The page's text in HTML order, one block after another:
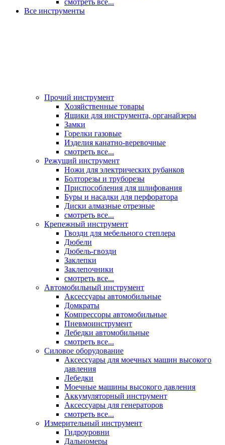
смотреть все...
Все инструменты
Прочий инструмент
Хозяйственные товары
Ящики для инструмента, органайзеры
Замки
Горелки газовые
Изделия канатно-веревочные
смотреть все...
Режущий инструмент
Ножи для электрических рубанков
Болторезы и труборезы
Приспособления для шлифования
Буры и насадки для перфоратора
Диски алмазные отрезные
смотреть все...
Крепежный инструмент
Гвозди для мебельного степлера
Дюбели
Дюбель-гвозди
Заклепки
Заклепочники
смотреть все...
Автомобильный инструмент
Аксессуары автомобильные
Домкраты
Компрессоры автомобильные
Пневмоинструмент
Лебедки автомобильные
смотреть все...
Силовое оборудование
Аксессуары для моечных машин высокого
давления
Лебедки
Моечные машины высокого давления
Аккумуляторный инструмент
Аксессуары для генераторов
смотреть все...
Измерительный инструмент
Гидроуровни
Дальномеры